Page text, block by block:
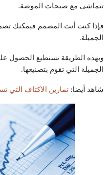
تتماشى مع صيحات الموضة.
فإذا كنت أنت المصمم فيمكنك
الجميلة.
وبهذه الطريقة تستطيع الحصول
الجميلة التي تقوم بتصنيعها.
شاهد أيضا: تمارين الاكتاف التي